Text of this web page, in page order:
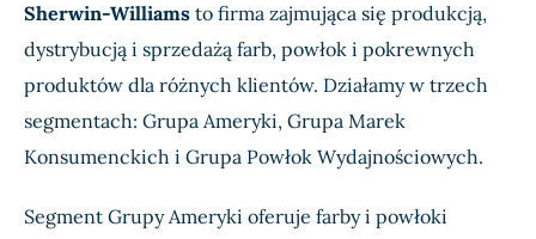
Sherwin-Williams to firma zajmująca się produkcją,
dystrybucją i sprzedażą farb, powłok i pokrewnych
produktów dla różnych klientów. Działamy w trzech
segmentach: Grupa Ameryki, Grupa Marek
Konsumenckich i Grupa Powłok Wydajnościowych.
Segment Grupy Ameryki oferuje farby i powłoki